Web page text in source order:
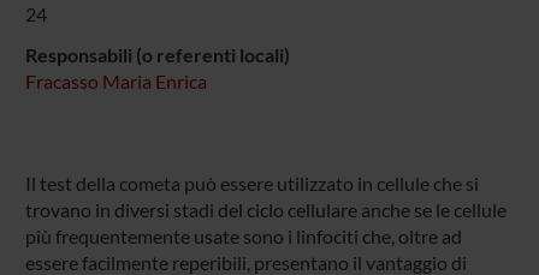
24
Responsabili (o referenti locali)
Fracasso Maria Enrica
Il test della cometa può essere utilizzato in cellule che si
trovano in diversi stadi del ciclo cellulare anche se le cellule
più frequentemente usate sono i linfociti che, oltre ad
essere facilmente reperibili, presentano il vantaggio di